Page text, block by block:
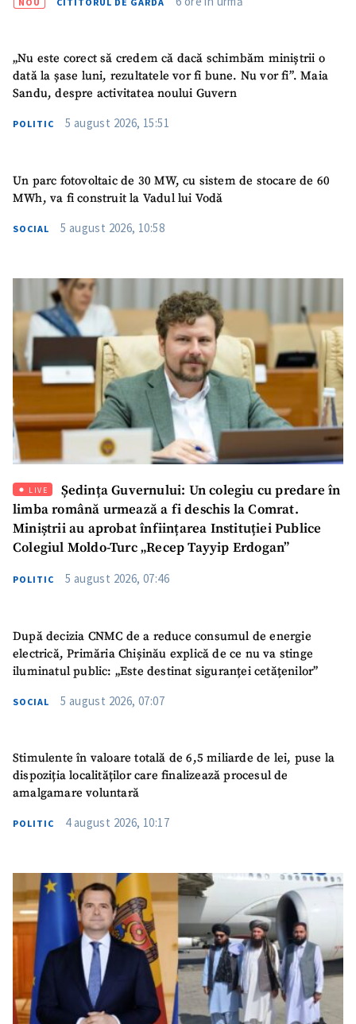
SUSȚINE
„Nu este corect să credem că dacă schimbăm miniștrii o
dată la șase luni, rezultatele vor fi bune. Nu vor fi”. Maia
Sandu, despre activitatea noului Guvern
POLITIC 5 august 2026, 15:51
Un parc fotovoltaic de 30 MW, cu sistem de stocare de 60
MWh, va fi construit la Vadul lui Vodă
SOCIAL 5 august 2026, 10:58
LIVE
Ședința Guvernului: Un colegiu cu predare în
limba română urmează a fi deschis la Comrat.
Miniștrii au aprobat înființarea Instituției Publice
Colegiul Moldo-Turc „Recep Tayyip Erdogan”
POLITIC 5 august 2026, 07:46
După decizia CNMC de a reduce consumul de energie
electrică, Primăria Chișinău explică de ce nu va stinge
iluminatul public: „Este destinat siguranței cetățenilor”
SOCIAL 5 august 2026, 07:07
Stimulente în valoare totală de 6,5 miliarde de lei, puse la
dispoziția localităților care finalizează procesul de
amalgamare voluntară
POLITIC 4 august 2026, 10:17
Mesajul știrei
+ Mesajul știrei
Nume+ Numele meu
Email+ Emailul meu
Am citit și sunt de
acord cu
politica de
confidențialitate.
TRIMITE ȘTIREA